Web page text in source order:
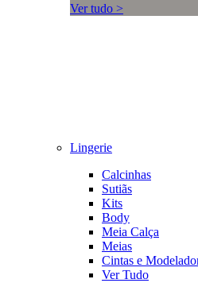
Ver tudo >
Lingerie
Calcinhas
Sutiãs
Kits
Body
Meia Calça
Meias
Cintas e
Ver Tudo